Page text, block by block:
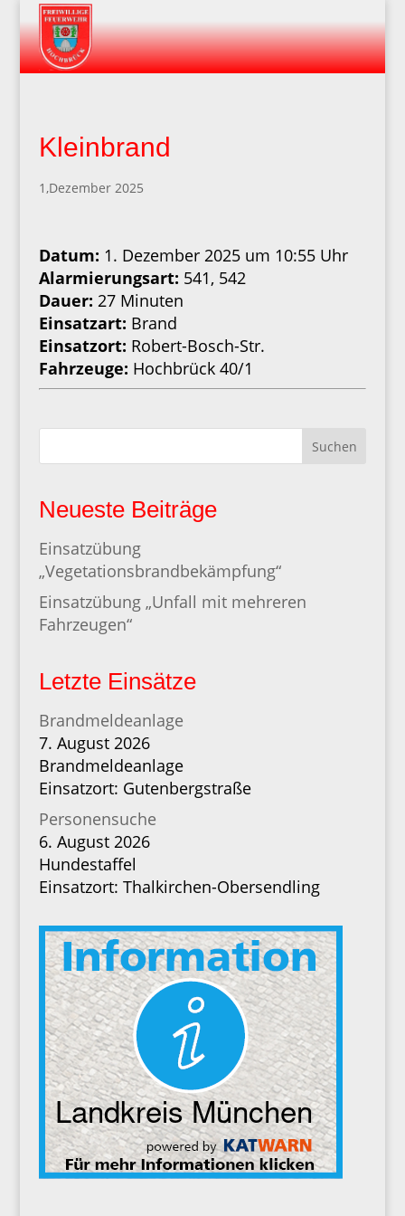
Kleinbrand
1,Dezember 2025
Datum: 1. Dezember 2025 um 10:55 Uhr
Alarmierungsart: 541, 542
Dauer: 27 Minuten
Einsatzart: Brand
Einsatzort: Robert-Bosch-Str.
Fahrzeuge: Hochbrück 40/1
Suchen
Neueste Beiträge
Einsatzübung
„Vegetationsbrandbekämpfung“
Einsatzübung „Unfall mit mehreren
Fahrzeugen“
Letzte Einsätze
Brandmeldeanlage
7. August 2026
Brandmeldeanlage
Einsatzort: Gutenbergstraße
Personensuche
6. August 2026
Hundestaffel
Einsatzort: Thalkirchen-Obersendling